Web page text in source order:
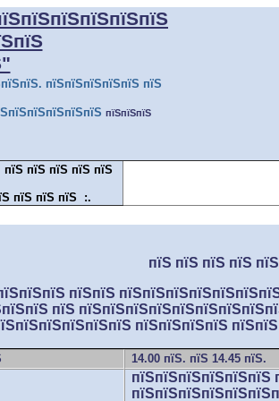
пїЅпїЅпїЅпїЅпїЅ пїЅ
пїЅпїЅпїЅ
пїЅ пїЅ пїЅ пїЅ пїЅ
пїЅ пїЅ пїЅ :.
пїЅ пїЅ пїЅ пїЅ
пїЅпїЅ
пїЅ
пїЅпїЅпїЅпїЅ
14.00 пїЅ. пїЅ 14.45 пїЅ.
пїЅпїЅпїЅпїЅпїЅпїЅ